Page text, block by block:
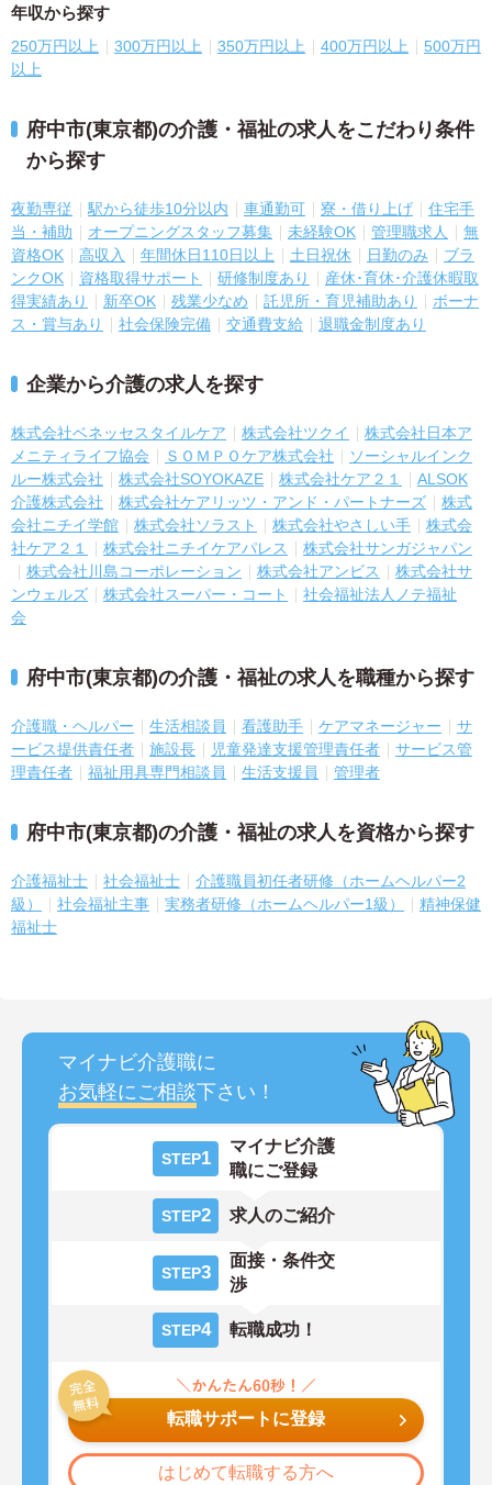
年収から探す
250万円以上 300万円以上 350万円以上 400万円以上
500万円
以上
府中市(東京都)の介護・福祉の求人をこだわり条件
から探す
夜勤専従 駅から徒歩10分以内 車通勤可 寮・借り上げ
住宅手
当・補助
オープニングスタッフ募集 未経験OK 管理職求人
無
資格OK
高収入 年間休日110日以上 土日祝休 日勤のみ
ブラ
ンクOK
資格取得サポート 研修制度あり
産休･育休･介護休暇取
得実績あり
新卒OK 残業少なめ 託児所・育児補助あり
ボーナ
ス・賞与あり
社会保険完備 交通費支給 退職金制度あり
企業から介護の求人を探す
株式会社ベネッセスタイルケア 株式会社ツクイ
株式会社日本ア
メニティライフ協会
ＳＯＭＰＯケア株式会社
ソーシャルインク
ルー株式会社
株式会社SOYOKAZE 株式会社ケア２１
ALSOK
介護株式会社
株式会社ケアリッツ・アンド・パートナーズ
株式
会社ニチイ学館
株式会社ソラスト 株式会社やさしい手
株式会
社ケア２１
株式会社ニチイケアパレス
株式会社サンガジャパン
株式会社川島コーポレーション
株式会社アンビス
株式会社サ
ンウェルズ
株式会社スーパー・コート
社会福祉法人ノテ福祉
会
府中市(東京都)の介護・福祉の求人を職種から探す
介護職・ヘルパー 生活相談員 看護助手 ケアマネージャー
サ
ービス提供責任者
施設長 児童発達支援管理責任者
サービス管
理責任者
福祉用具専門相談員 生活支援員 管理者
府中市(東京都)の介護・福祉の求人を資格から探す
介護福祉士 社会福祉士
介護職員初任者研修（ホームヘルパー2
級）
社会福祉主事 実務者研修（ホームヘルパー1級）
精神保健
福祉士
マイナビ介護職に
お気軽にご相談下さい！
STEP1
マイナビ介護
職にご登録
STEP2 求人のご紹介
STEP3
面接・条件交
渉
STEP4 転職成功！
転職サポートに登録
はじめて転職する方へ